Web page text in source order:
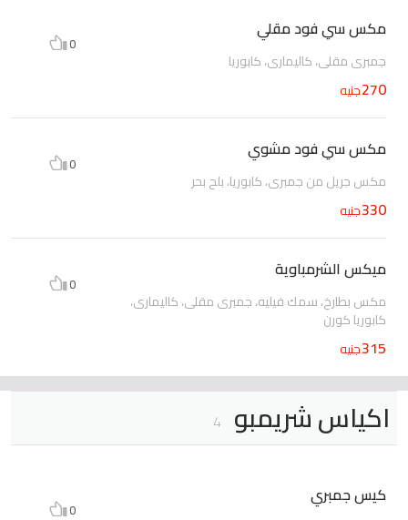
مكس سي فود مقلي
جمبرى مقلى، كاليمارى، كابوريا
270جنيه
0
مكس سي فود مشوي
مكس جريل من جمبرى، كابوريا، بلح بحر
330جنيه
0
ميكس الشرمباوية
مكس بطارخ، سمك فيليه، جمبرى مقلى، كاليمارى،
كابوريا كورن
315جنيه
0
اكياس شريمبو 4
كيس جمبري
0